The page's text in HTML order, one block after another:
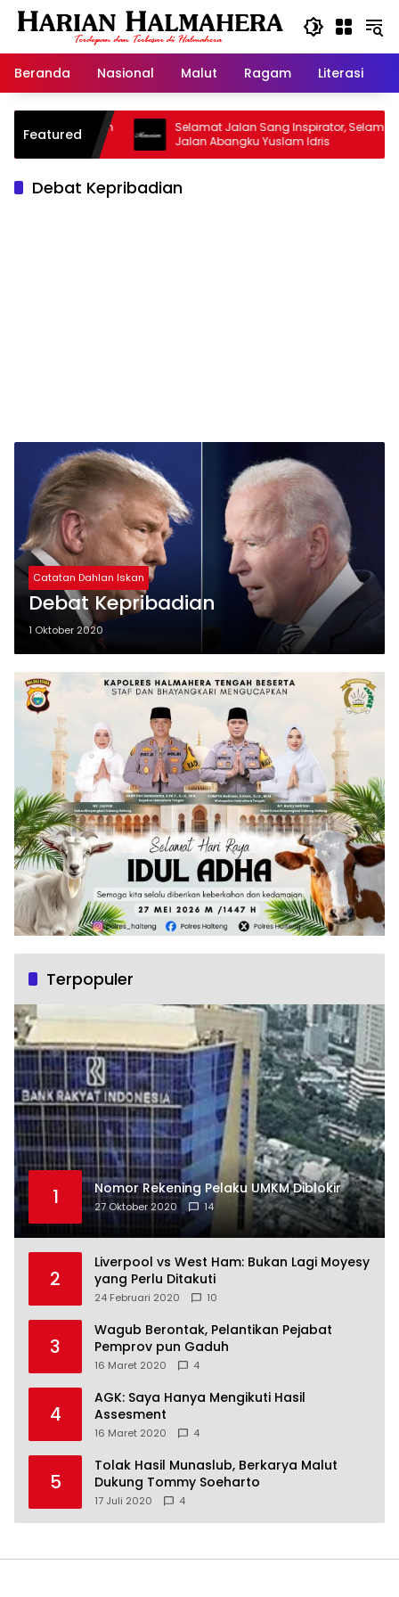
Langsung
Beranda
Nasional Malut Ragam Literasi
Featured
Warisan
Selamat Jalan Sang Inspirator, Selamat
Jalan Abangku Yuslam Idris
Debat Kepribadian
Catatan Dahlan Iskan
Debat Kepribadian
1 Oktober 2020
Terpopuler
1 Nomor Rekening Pelaku UMKM Diblokir
27 Oktober 2020 14
2
Liverpool vs West Ham: Bukan Lagi Moyesy
yang Perlu Ditakuti
24 Februari 2020 10
3
Wagub Berontak, Pelantikan Pejabat
Pemprov pun Gaduh
16 Maret 2020 4
4
AGK: Saya Hanya Mengikuti Hasil
Assesment
16 Maret 2020 4
5
Tolak Hasil Munaslub, Berkarya Malut
Dukung Tommy Soeharto
17 Juli 2020 4